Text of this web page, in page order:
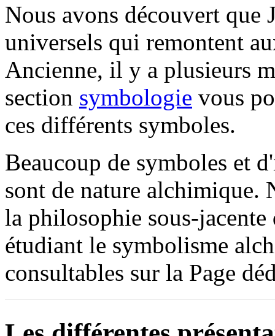
Nous avons découvert
universels qui remontent
Ancienne, il y a plusieurs
section symbologie vous
ces différents symboles.
Beaucoup de symboles et
sont de nature alchimique.
la philosophie sous-
étudiant le symbolisme
consultables sur la Page